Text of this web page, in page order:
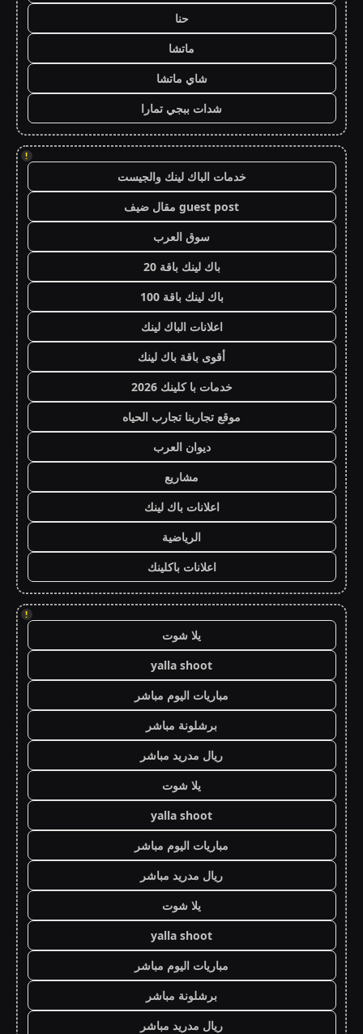
حنا
ماتشا
شاي ماتشا
شدات ببجي تمارا
!
خدمات الباك لينك والجيست
guest post مقال ضيف
سوق العرب
باك لينك باقة 20
باك لينك باقة 100
اعلانات الباك لينك
أقوى باقة باك لينك
خدمات با كلينك 2026
موقع تجاربنا تجارب الحياه
ديوان العرب
مشاريع
اعلانات باك لينك
الرياضية
اعلانات باكلينك
!
يلا شوت
yalla shoot
مباريات اليوم مباشر
برشلونة مباشر
ريال مدريد مباشر
يلا شوت
yalla shoot
مباريات اليوم مباشر
ريال مدريد مباشر
يلا شوت
yalla shoot
مباريات اليوم مباشر
برشلونة مباشر
ريال مدريد مباشر